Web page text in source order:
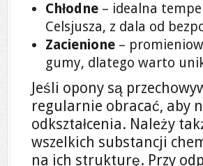
Chłodne – idealna
Celsjusza, z dala od
Zacienione –
gumy, dlatego warto
Jeśli opony są
regularnie obracać, aby
odkształcenia. Należy
wszelkich substancji
na ich strukturę. Przy